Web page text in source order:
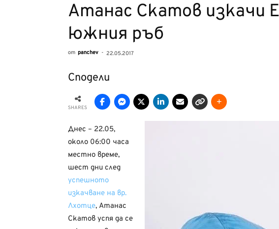
Атанас Скатов изкачи
южния ръб
от panchev - 22.05.2017
Сподели
SHARES
Днес – 22.05,
около 06:00 часа
местно време,
шест дни след
успешното
изкачване на вр.
Лхотце, Атанас
Скатов успя да се